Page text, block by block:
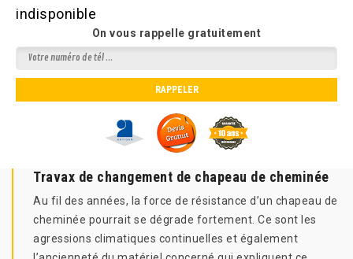
indisponible
On vous rappelle gratuitement
Travax de changement de chapeau de cheminée
Au fil des années, la force de résistance d’un chapeau de
cheminée pourrait se dégrade fortement. Ce sont les
agressions climatiques continuelles et également